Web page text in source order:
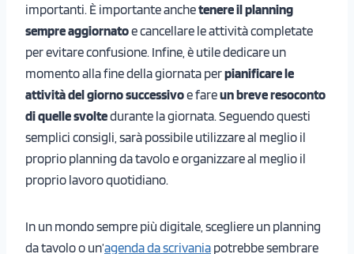
importanti. È importante anchetenere il planning
sempre aggiornatoe cancellare le attività completate
per evitare confusione. Infine, è utile dedicare un
momento alla fine della giornata perpianificare le
attività del giorno successivoe fareun breve resoconto
di quelle svoltedurante la giornata. Seguendo questi
semplici consigli, sarà possibile utilizzare al meglio il
proprio planning da tavolo e organizzare al meglio il
proprio lavoro quotidiano.
In un mondo sempre più digitale, scegliere un planning
da tavolo o un’agendada scrivania potrebbe sembrare